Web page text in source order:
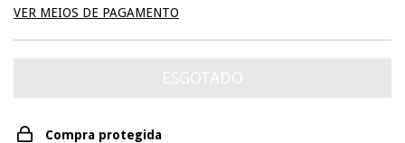
VER MEIOS DE PAGAMENTO
Compra protegida